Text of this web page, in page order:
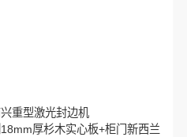
重型激光封边机
厚杉木实心板+柜门新西兰